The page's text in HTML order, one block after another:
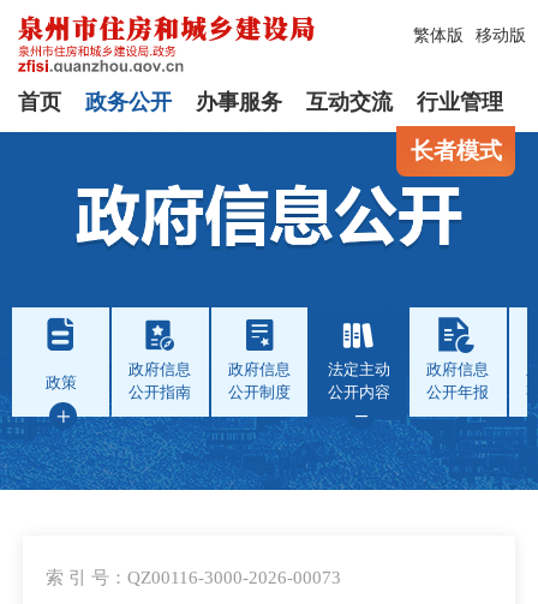
繁体版 移动版
首页 政务公开 办事服务 互动交流 行业管理
长者模式
政策
政府信息
公开指南
政府信息
公开制度
法定主动
公开内容
政府信息
公开年报
索 引 号：QZ00116-3000-2026-00073